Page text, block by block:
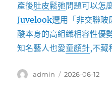
產後肚皮鬆弛問題可以怎
Juvelook選用「非交聯玻
酸本身的高組織相容性優
知名藝人也愛童顏針,不藏
作
admin
發
2026-06-12